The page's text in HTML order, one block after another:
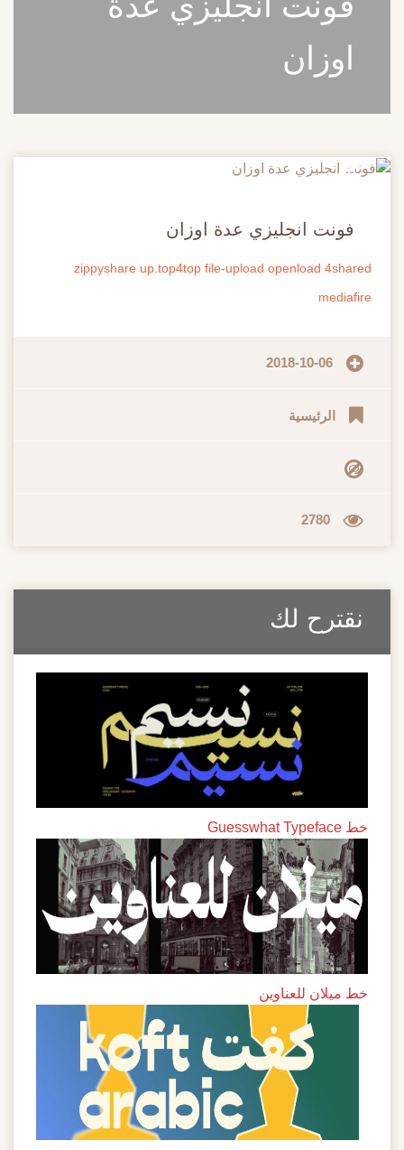
اوزان
20
فونت انجليزي عدة اوزان
zippyshare up.top4top file-upload openload 4shared
mediafire
2018-10-06
الرئيسية
2780
نقترح لك
خط Guesswhat Typeface
خط ميلان للعناوين